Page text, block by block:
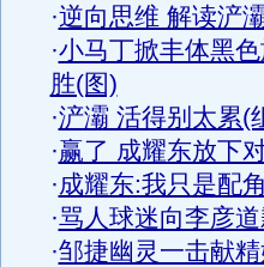
·逆向思维 解读浐
·小马丁掀丰体黑
胜(图)
·浐灞 活得别太累(
·赢了 成耀东放下
·成耀东:我只是配
·骂人球迷向李彦
·邹捷幽灵一击献